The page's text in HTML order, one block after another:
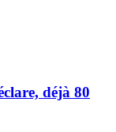
déjà 80